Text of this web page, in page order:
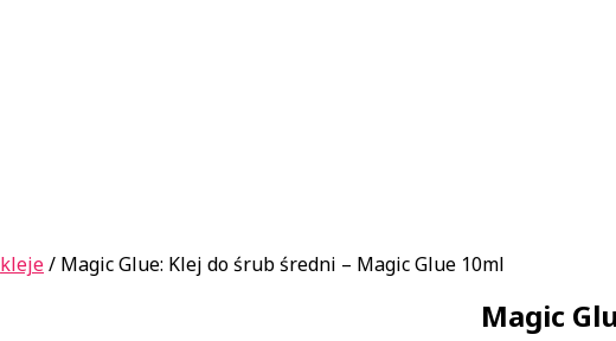
kleje/ Magic Glue: Klej do śrub średni – Magic Glue 10ml
Magic